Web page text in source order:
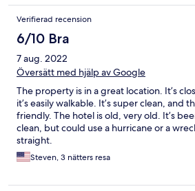
Verifierad recension
6/10 Bra
7 aug. 2022
Översätt med hjälp av Google
The property is in a great location. It’s
it’s easily walkable. It’s super clean, and
friendly. The hotel is old, very old. It’s
clean, but could use a hurricane or a
straight.
Steven, 3 nätters resa